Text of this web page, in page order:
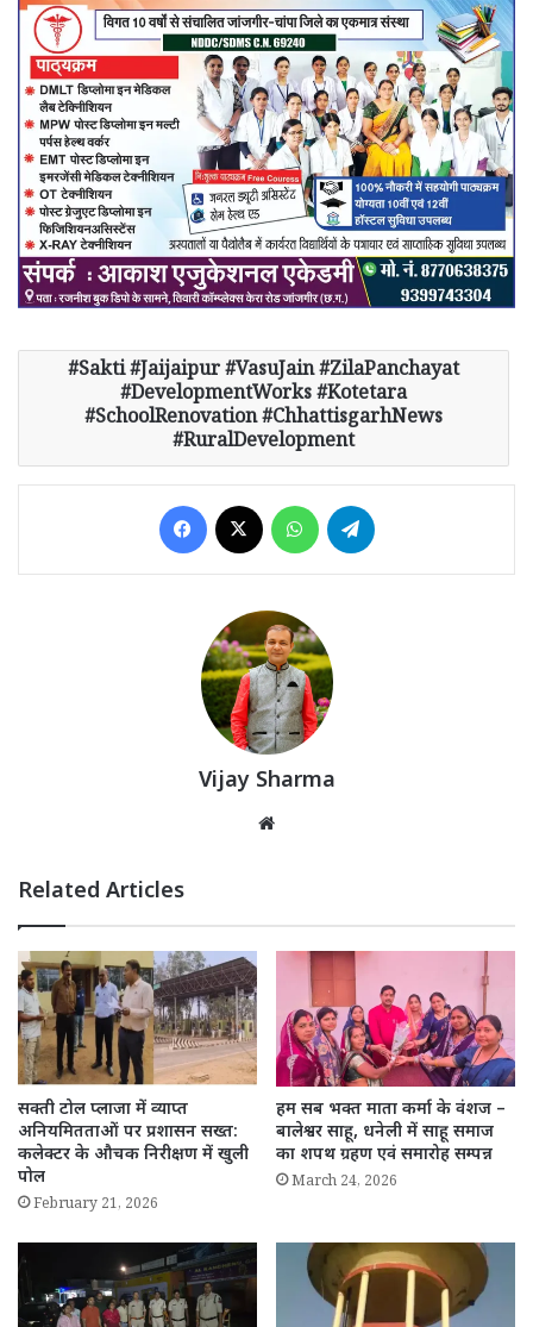
Sakti #Jaijaipur #VasuJain #ZilaPanchayat
#DevelopmentWorks #Kotetara
#SchoolRenovation #ChhattisgarhNews
#RuralDevelopment
Facebook WhatsApp
Vijay Sharma
Related Articles
सक्ती टोल प्लाजा में व्याप्त
अनियमितताओं पर प्रशासन सख्त:
कलेक्टर के औचक निरीक्षण में खुली
पोल
February 21, 2026
हम सब भक्त माता कर्मा के वंशज –
बालेश्वर साहू, धनेली में साहू समाज
का शपथ ग्रहण एवं समारोह सम्पन्न
March 24, 2026